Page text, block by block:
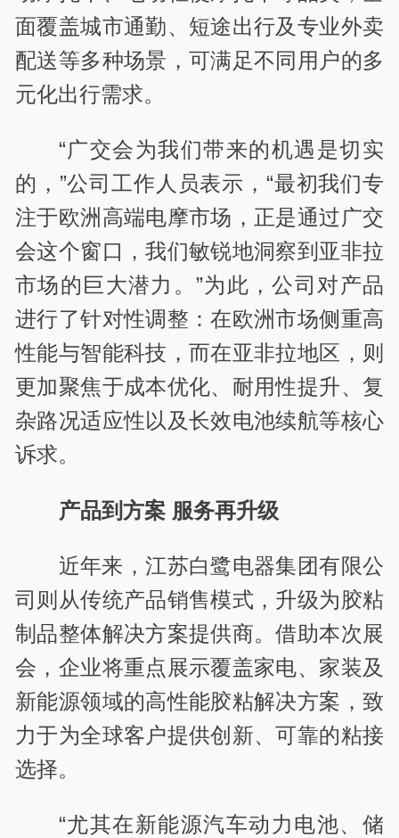
面覆盖城市通勤、短途出行及专业外卖
配送等多种场景，可满足不同用户的多
元化出行需求。
“广交会为我们带来的机遇是切实
的，”公司工作人员表示，“最初我们专
注于欧洲高端电摩市场，正是通过广交
会这个窗口，我们敏锐地洞察到亚非拉
市场的巨大潜力。”为此，公司对产品
进行了针对性调整：在欧洲市场侧重高
性能与智能科技，而在亚非拉地区，则
更加聚焦于成本优化、耐用性提升、复
杂路况适应性以及长效电池续航等核心
诉求。
产品到方案 服务再升级
近年来，江苏白鹭电器集团有限公
司则从传统产品销售模式，升级为胶粘
制品整体解决方案提供商。借助本次展
会，企业将重点展示覆盖家电、家装及
新能源领域的高性能胶粘解决方案，致
力于为全球客户提供创新、可靠的粘接
选择。
“尤其在新能源汽车动力电池、储